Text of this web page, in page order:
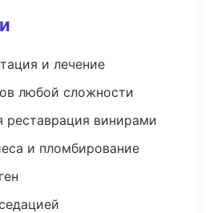
и лечение
любой сложности
реставрация винирами
и пломбирование